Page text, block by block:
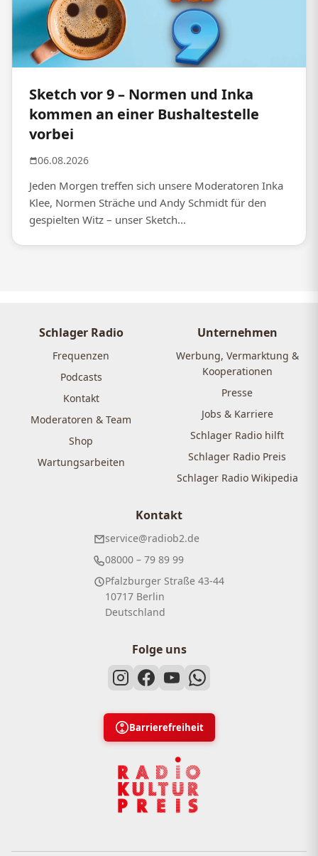
Sketch vor 9 – Normen und Inka
kommen an einer Bushaltestelle
vorbei
06.08.2026
Jeden Morgen treffen sich unsere Moderatoren Inka
Klee, Normen Sträche und Andy Schmidt für den
gespielten Witz – unser Sketch...
Schlager Radio
Frequenzen
Podcasts
Kontakt
Moderatoren & Team
Shop
Wartungsarbeiten
Unternehmen
Werbung, Vermarktung &
Kooperationen
Presse
Jobs & Karriere
Schlager Radio hilft
Schlager Radio Preis
Schlager Radio Wikipedia
Kontakt
service@radiob2.de
08000 – 79 89 99
Pfalzburger Straße 43-44
10717 Berlin
Deutschland
Folge uns
Barrierefreiheit